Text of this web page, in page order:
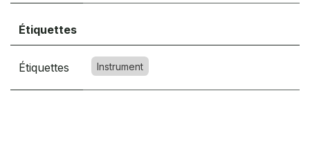
Étiquettes
Étiquettes Instrument